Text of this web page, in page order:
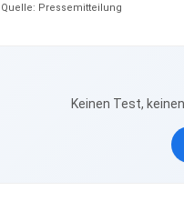
Quelle: Pressemitteilung
Keinen Test,